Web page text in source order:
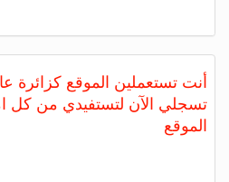
أنت تستعملين الموقع كزائرة
تسجلي الآن لتستفيدي من كل
الموقع